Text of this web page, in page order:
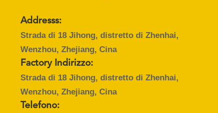
DEL
SITO
PRIVACY
POLICY
Addresss:
Strada di 18 Jihong, distretto di Zhenhai,
Wenzhou, Zhejiang, Cina
Factory Indirizzo:
Strada di 18 Jihong, distretto di Zhenhai,
Wenzhou, Zhejiang, Cina
Telefono: